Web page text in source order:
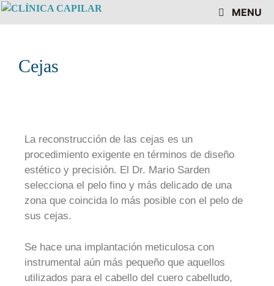
MENU
Cejas
La reconstrucción de las cejas es un
procedimiento exigente en términos de diseño
estético y precisión. El Dr. Mario Sarden
selecciona el pelo fino y más delicado de una
zona que coincida lo más posible con el pelo de
sus cejas.
Se hace una implantación meticulosa con
instrumental aún más pequeño que aquellos
utilizados para el cabello del cuero cabelludo,